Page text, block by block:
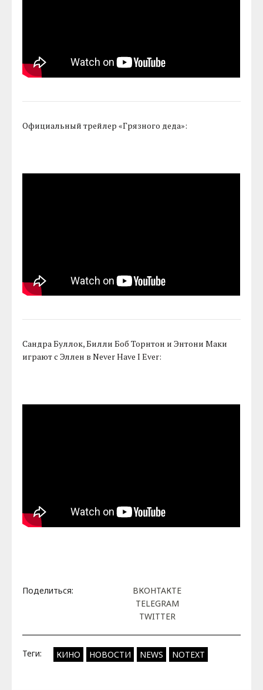
Официальный трейлер «Грязного деда»:
Сандра Буллок, Билли Боб Торнтон и Энтони Маки
играют с Эллен в Never Have I Ever:
Поделиться:
ВКОНТАКТЕ
TELEGRAM
TWITTER
Теги: КИНО НОВОСТИ NEWS NOTEXT